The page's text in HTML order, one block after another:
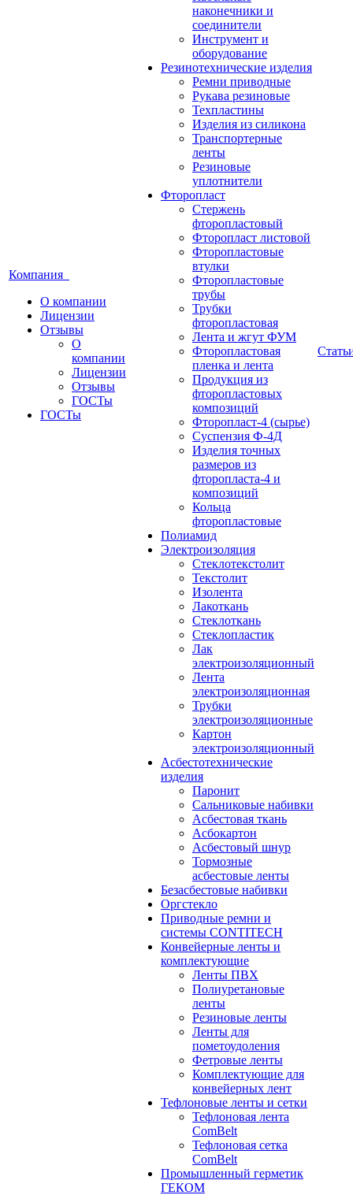
Компания
О компании
Лицензии
Отзывы
О
компании
Лицензии
Отзывы
ГОСТы
ГОСТы
наконечники и
соединители
Инструмент и
оборудование
Резинотехнические изделия
Ремни приводные
Рукава резиновые
Техпластины
Изделия из силикона
Транспортерные
ленты
Резиновые
уплотнители
Фторопласт
Стержень
фторопластовый
Фторопласт листовой
Фторопластовые
втулки
Фторопластовые
трубы
Трубки
фторопластовая
Лента и жгут ФУМ
Фторопластовая
пленка и лента
Продукция из
фторопластовых
композиций
Фторопласт-4 (сырье)
Суспензия Ф-4Д
Изделия точных
размеров из
фторопласта-4 и
композиций
Кольца
фторопластовые
Полиамид
Электроизоляция
Стеклотекстолит
Текстолит
Изолента
Лакоткань
Стеклоткань
Стеклопластик
Лак
электроизоляционный
Лента
электроизоляционная
Трубки
электроизоляционные
Картон
электроизоляционный
Асбестотехнические
изделия
Паронит
Сальниковые набивки
Асбестовая ткань
Асбокартон
Асбестовый шнур
Тормозные
асбестовые ленты
Безасбестовые набивки
Оргстекло
Приводные ремни и
системы CONTITECH
Конвейерные ленты и
комплектующие
Ленты ПВХ
Полиуретановые
ленты
Резиновые ленты
Ленты для
пометоудоления
Фетровые ленты
Комплектующие для
конвейерных лент
Тефлоновые ленты и сетки
Тефлоновая лента
ComBelt
Тефлоновая сетка
ComBelt
Промышленный герметик
ГЕКОМ